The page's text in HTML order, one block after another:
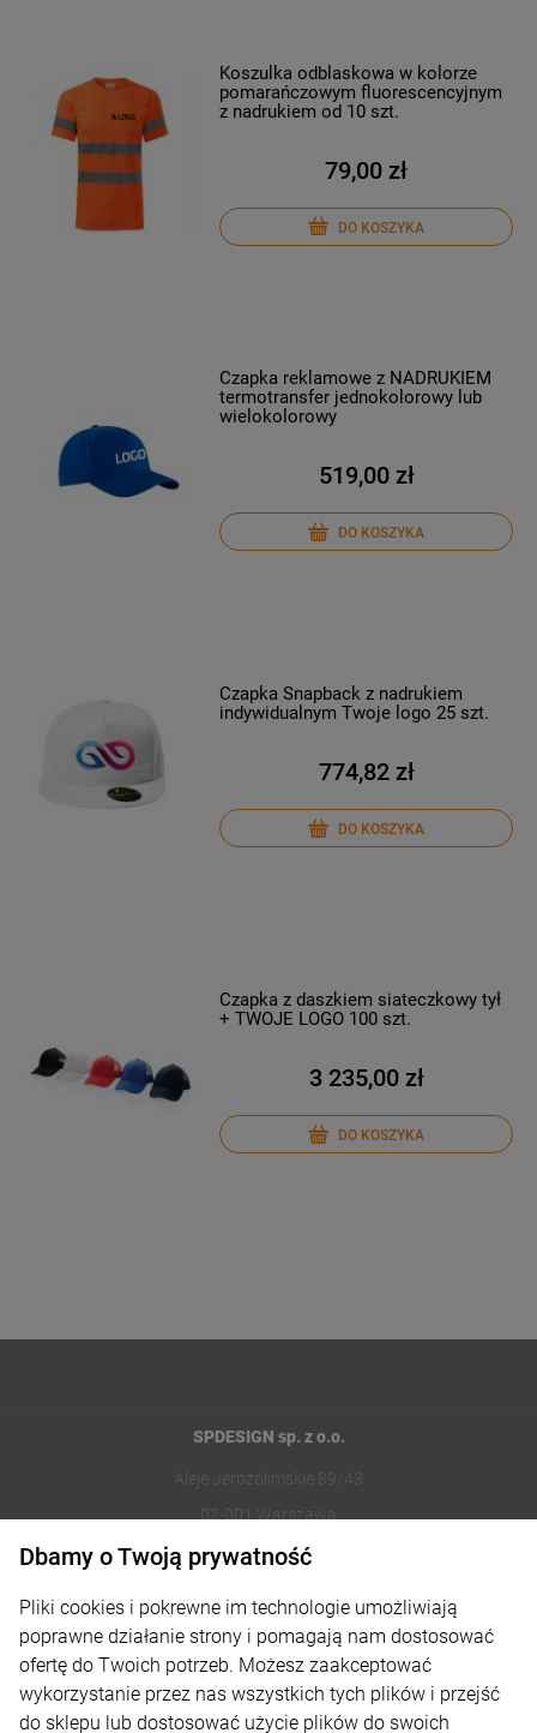
Koszulka odblaskowa w kolorze
pomarańczowym fluorescencyjnym
z nadrukiem od 10 szt.
79,00 zł
DO KOSZYKA
Czapka reklamowe z NADRUKIEM
termotransfer jednokolorowy lub
wielokolorowy
519,00 zł
DO KOSZYKA
Czapka Snapback z nadrukiem
indywidualnym Twoje logo 25 szt.
774,82 zł
DO KOSZYKA
Czapka z daszkiem siateczkowy tył
+ TWOJE LOGO 100 szt.
3 235,00 zł
DO KOSZYKA
SPDESIGN sp. z o.o.
Aleje Jerozolimskie 89/43
02-001 Warszawa
sklep@reklamydrukarnia.pl
Moje konto
Płatności i dostawa
Dbamy o Twoją prywatność
Pliki cookies i pokrewne im technologie umożliwiają
poprawne działanie strony i pomagają nam dostosować
ofertę do Twoich potrzeb. Możesz zaakceptować
wykorzystanie przez nas wszystkich tych plików i przejść
do sklepu lub dostosować użycie plików do swoich